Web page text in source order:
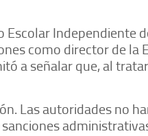
Escolar Independiente
como director de la
a señalar que, al
Las autoridades no